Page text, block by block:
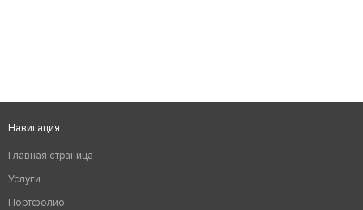
Навигация
Главная страница
Услуги
Портфолио